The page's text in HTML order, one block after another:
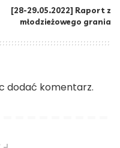
[28-29.05.2022] Raport z
młodzieżowego grania
dodać komentarz.